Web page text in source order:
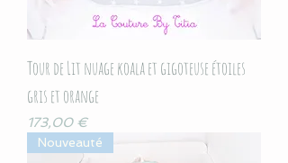
Tour de Lit nuage koala et gigoteuse étoiles
gris et orange
Prix
173,00 €
Nouveauté